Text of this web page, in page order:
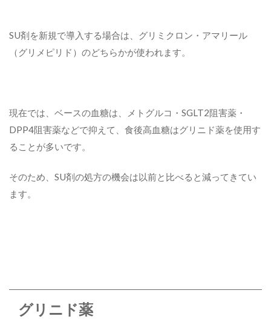
SU剤を新規で導入する場合は、グリミクロン・アマリール
（グリメピリド）のどちらかが使われます。
現在では、ベースの血糖は、メトグルコ・SGLT2阻害薬・
DPP4阻害薬などで抑えて、食後高血糖はグリニド薬を使用す
ることが多いです。
そのため、SU剤の処方の機会は以前と比べると減ってきてい
ます。
グリニド薬